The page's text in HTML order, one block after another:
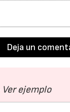
Deja un
Ver ejemplo